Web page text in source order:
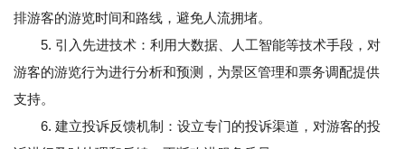
排游客的游览时间和路线，避免人流拥堵。
5. 引入先进技术：利用大数据、人工智能等技术手段，对
游客的游览行为进行分析和预测，为景区管理和票务调配提供
支持。
6. 建立投诉反馈机制：设立专门的投诉渠道，对游客的投